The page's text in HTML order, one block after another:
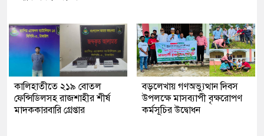
কালিহাতীতে ২১৯ বোতল
ফেন্সিডিলসহ রাজশাহীর শীর্ষ
মাদককারবারি গ্রেপ্তার
বড়লেখায় গণঅভ্যুত্থান দিবস
উপলক্ষে মাসব্যাপী বৃক্ষরোপণ
কর্মসূচির উদ্বোধন